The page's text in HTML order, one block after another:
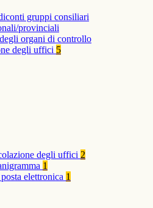
gruppi consiliari
provinciali
organi di controllo
degli uffici 5
degli uffici 2
1
elettronica 1